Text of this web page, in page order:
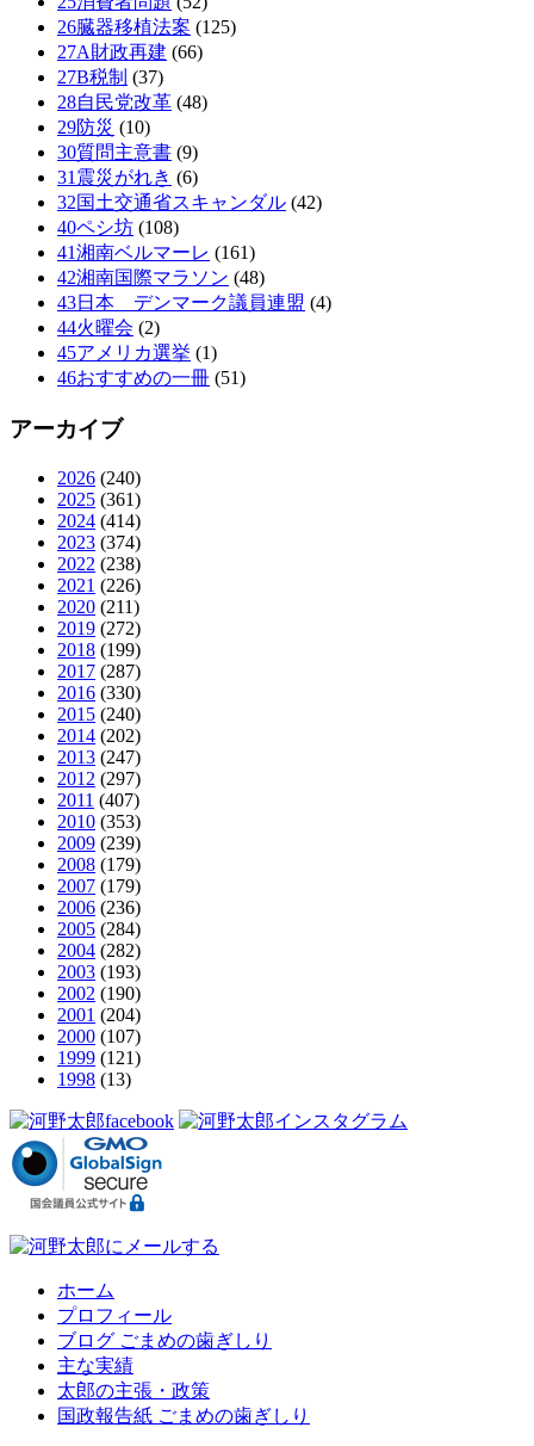
26臓器移植法案 (125)
27A財政再建 (66)
27B税制 (37)
28自民党改革 (48)
29防災 (10)
30質問主意書 (9)
31震災がれき (6)
32国土交通省スキャンダル (42)
40ペシ坊 (108)
41湘南ベルマーレ (161)
42湘南国際マラソン (48)
43日本 デンマーク議員連盟 (4)
44火曜会 (2)
45アメリカ選挙 (1)
46おすすめの一冊 (51)
アーカイブ
2026 (240)
2025 (361)
2024 (414)
2023 (374)
2022 (238)
2021 (226)
2020 (211)
2019 (272)
2018 (199)
2017 (287)
2016 (330)
2015 (240)
2014 (202)
2013 (247)
2012 (297)
2011 (407)
2010 (353)
2009 (239)
2008 (179)
2007 (179)
2006 (236)
2005 (284)
2004 (282)
2003 (193)
2002 (190)
2001 (204)
2000 (107)
1999 (121)
1998 (13)
ホーム
プロフィール
ブログ ごまめの歯ぎしり
主な実績
太郎の主張・政策
国政報告紙 ごまめの歯ぎしり